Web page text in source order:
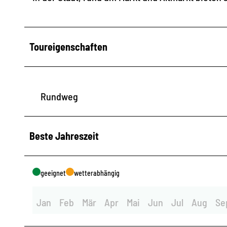
Toureigenschaften
Rundweg
Beste Jahreszeit
geeignet wetterabhängig
Jan Feb Mär Apr Mai Jun Jul Aug